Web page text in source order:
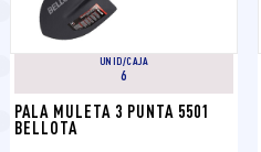
UNID/CAJA
6
PALA MULETA 3 PUNTA 5501
BELLOTA